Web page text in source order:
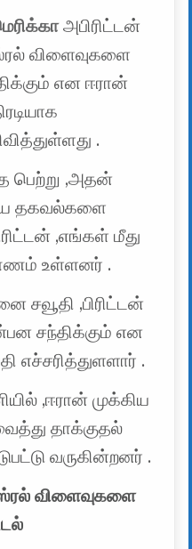
அபிரிட்டன்
விளைவுகளை
என ஈரான்
.
பெற்று ,அதன்
தகவல்களை
,எங்கள் மீது
உள்ளனர் .
சவூதி ,பிரிட்டன்
சந்திக்கும் என
எச்சரித்துளளார் .
,ஈரான் முக்கிய
தாக்குதல்
வருகின்றனர் .
விளைவுகளை